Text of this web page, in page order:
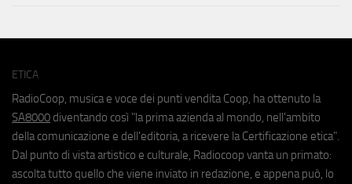
ETICA
RadioCoop, musica e voce dei punti vendita Coop, ha ottenuto la
SA8000 diventando così "la prima azienda al mondo, nell'ambito
della comunicazione e dell'editoria, a ricevere la Certificazione etica".
Dal punto di vista artistico e culturale, Radiocoop vanta un primato:
ascolta tutto quello che viene inviato in redazione, e appena può, lo